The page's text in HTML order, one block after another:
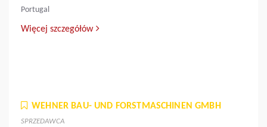
Portugal
Więcej szczegółów
WEHNER BAU- UND FORSTMASCHINEN GMBH
SPRZEDAWCA